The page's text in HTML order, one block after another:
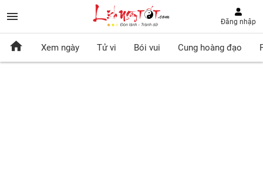
Đăng nhập
Xem ngày Tử vi Bói vui Cung hoàng đạo